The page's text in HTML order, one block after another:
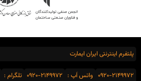
پلتفرم اینترنتی ایران ایمارت
0920-2149972 واتس اَپ : 0920-2149972 تلگرام :